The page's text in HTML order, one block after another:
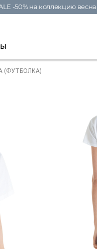
-50% на коллекцию весна-
(ФУТБОЛКА)